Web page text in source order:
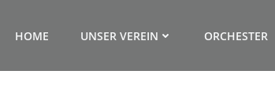
HOME UNSER VEREIN ORCHESTER